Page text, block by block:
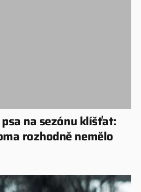
na sezónu klíšťat:
rozhodně nemělo